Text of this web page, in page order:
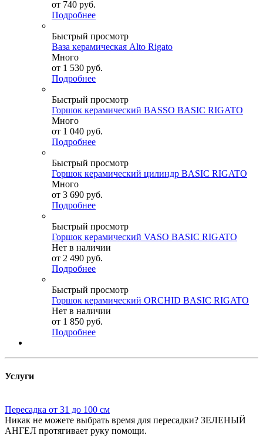
от 740 руб.
Подробнее
Быстрый просмотр
Ваза керамическая Alto Rigato
Много
от 1 530 руб.
Подробнее
Быстрый просмотр
Горшок керамический BASSO BASIC RIGATO
Много
от 1 040 руб.
Подробнее
Быстрый просмотр
Горшок керамический цилиндр BASIC RIGATO
Много
от 3 690 руб.
Подробнее
Быстрый просмотр
Горшок керамический VASO BASIC RIGATO
Нет в наличии
от 2 490 руб.
Подробнее
Быстрый просмотр
Горшок керамический ORCHID BASIC RIGATO
Нет в наличии
от 1 850 руб.
Подробнее
Услуги
Пересадка от 31 до 100 см
Никак не можете выбрать время для пересадки? ЗЕЛЕНЫЙ
АНГЕЛ протягивает руку помощи.